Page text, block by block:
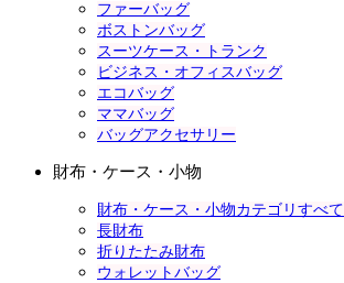
ファーバッグ
ボストンバッグ
スーツケース・トランク
ビジネス・オフィスバッグ
エコバッグ
ママバッグ
バッグアクセサリー
財布・ケース・小物
財布・ケース・小物カテゴリすべて
長財布
折りたたみ財布
ウォレットバッグ